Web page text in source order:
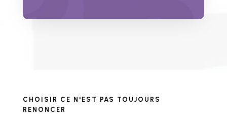
CHOISIR CE N'EST PAS TOUJOURS
RENONCER